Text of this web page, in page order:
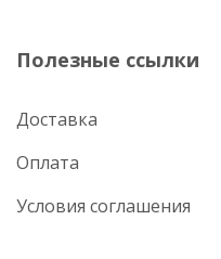
Полезные ссылки
Доставка
Оплата
Условия соглашения